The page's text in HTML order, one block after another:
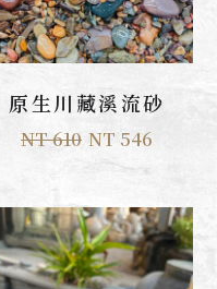
加入購物車
原生川藏溪流砂
NT 610 NT 546